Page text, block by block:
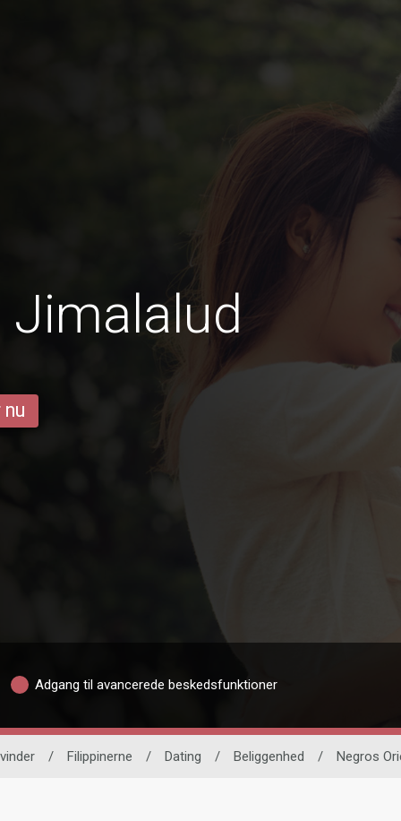
Jimalalud
Adgang til avancerede beskedsfunktioner
/ Filippinerne / Dating / Beliggenhed / Negros